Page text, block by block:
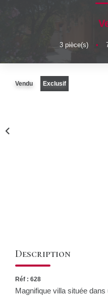
3pièce(s) •
Vendu Exclusif
Description
Réf : 628
Magnifique villa située